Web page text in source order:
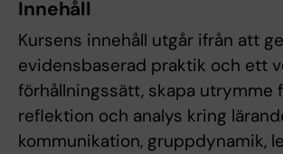
Innehåll
Kursens innehåll utgår ifrån att
evidensbaserad praktik och ett
förhållningssätt, skapa utrymme
reflektion och analys kring
kommunikation, gruppdynamik,